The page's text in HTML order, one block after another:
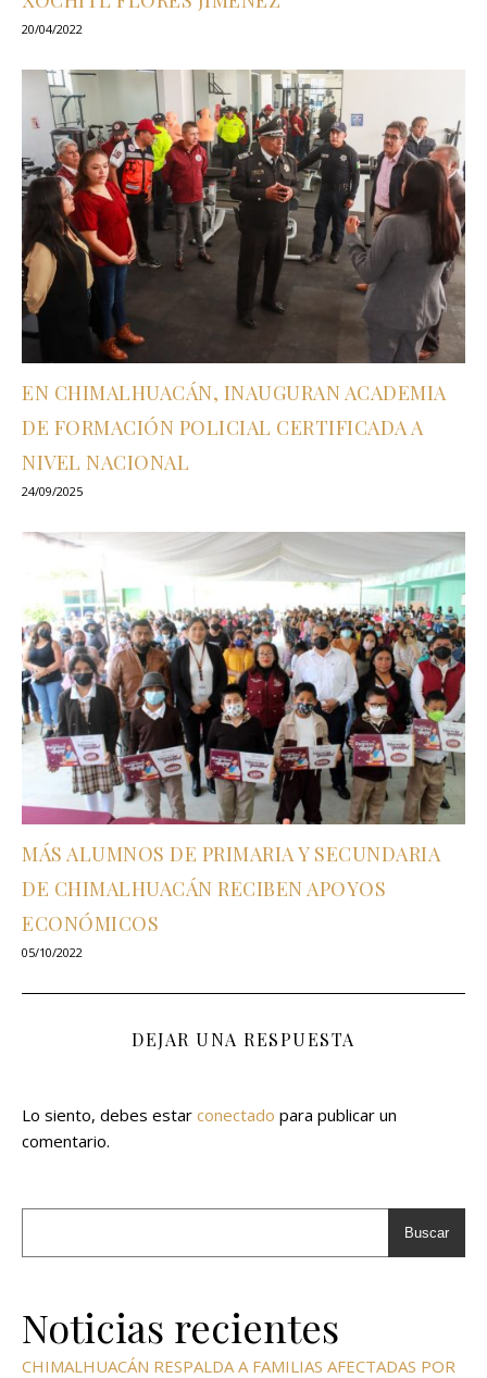
20/04/2022
EN CHIMALHUACÁN, INAUGURAN ACADEMIA
DE FORMACIÓN POLICIAL CERTIFICADA A
NIVEL NACIONAL
24/09/2025
MÁS ALUMNOS DE PRIMARIA Y SECUNDARIA
DE CHIMALHUACÁN RECIBEN APOYOS
ECONÓMICOS
05/10/2022
DEJAR UNA RESPUESTA
Lo siento, debes estar conectado para publicar un
comentario.
Buscar
Noticias recientes
CHIMALHUACÁN RESPALDA A FAMILIAS AFECTADAS POR